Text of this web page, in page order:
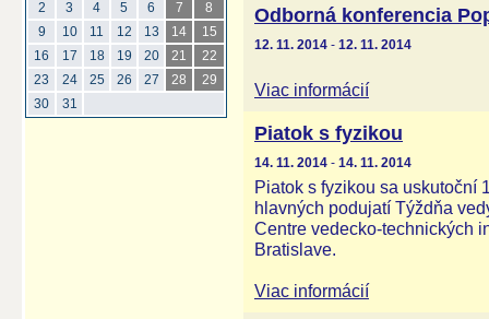
2
3 4 5 6 7
8
9
10 11 12 13 14
15
16
17 18 19 20 21
22
23
24 25 26 27 28
29
30
31
Odborná konferencia
12. 11. 2014 - 12. 11. 2014
Viac informácií
Piatok s fyzikou
14. 11. 2014 - 14. 11. 2014
Piatok s fyzikou sa uskutoční
hlavných podujatí Týždňa
Centre vedecko-technických
Bratislave.
Viac informácií